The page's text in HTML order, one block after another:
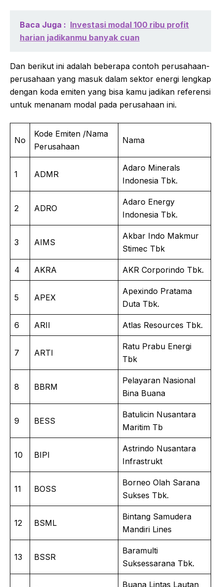
Baca Juga : Investasi modal 100 ribu profit
harian jadikanmu banyak cuan
Dan berikut ini adalah beberapa contoh perusahaan-
perusahaan yang masuk dalam sektor energi lengkap
dengan koda emiten yang bisa kamu jadikan referensi
untuk menanam modal pada perusahaan ini.
No
Kode Emiten /Nama
Perusahaan
Nama
1 ADMR
Adaro Minerals
Indonesia Tbk.
2 ADRO
Adaro Energy
Indonesia Tbk.
3 AIMS
Akbar Indo Makmur
Stimec Tbk
4 AKRA AKR Corporindo Tbk.
5 APEX
Apexindo Pratama
Duta Tbk.
6 ARII Atlas Resources Tbk.
7 ARTI
Ratu Prabu Energi
Tbk
8 BBRM
Pelayaran Nasional
Bina Buana
9 BESS
Batulicin Nusantara
Maritim Tb
10 BIPI
Astrindo Nusantara
Infrastrukt
11 BOSS
Borneo Olah Sarana
Sukses Tbk.
12 BSML
Bintang Samudera
Mandiri Lines
13 BSSR
Baramulti
Suksessarana Tbk.
Buana Lintas Lautan